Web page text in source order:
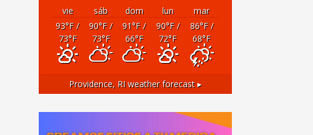
vie sáb dom lun
mar
93°F/
73°F
90°F/
73°F
91°F/
66°F
90°F/
72°F
86°F/
68°F
Providence, RIweather forecast ▸